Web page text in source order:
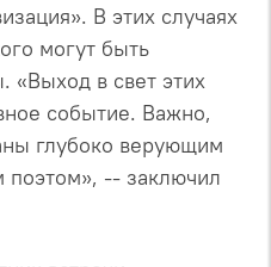
В этих случаях
могут быть
«Выход в свет этих
событие. Важно,
глубоко верующим
-- заключил